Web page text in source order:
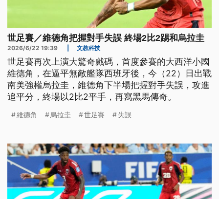
世足賽／維德角把握對手失誤 終場2比2踢和烏拉圭
2026/6/22 19:39 文教科技
世足賽再次上演大驚奇戲碼，首度參賽的大西洋小國
維德角，在逼平無敵艦隊西班牙後，今（22）日出戰
南美強權烏拉圭，維德角下半場把握對手失誤，攻進
追平分，終場以2比2平手，再寫黑馬傳奇。
維德角 烏拉圭 世足賽 失誤